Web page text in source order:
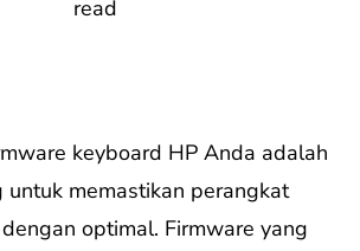
read
keyboard HP Anda adalah
untuk memastikan perangkat
optimal. Firmware yang